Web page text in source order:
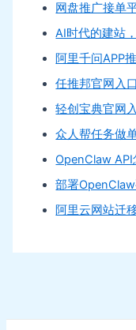
网盘推广接单
AI时代的建站
阿里千问APP
任推邦官网入
轻创宝典官网
众人帮任务做
OpenClaw API
部署
阿里云网站迁